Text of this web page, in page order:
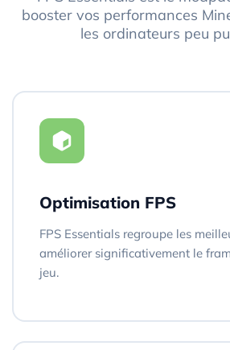
booster vos performances
les ordinateurs peu
Optimisation FPS
FPS Essentials regroupe les
améliorer significativement le
jeu.